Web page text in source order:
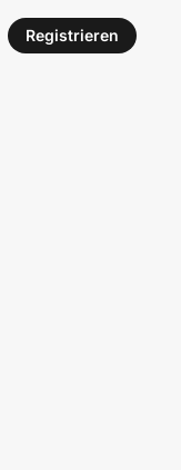
Registrieren